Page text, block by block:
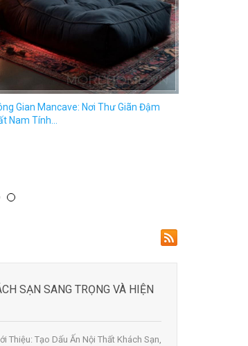
SẠN SANG TRỌNG VÀ HIỆN
Thiệu: Tạo Dấu Ấn Nội Thất Khách Sạn,